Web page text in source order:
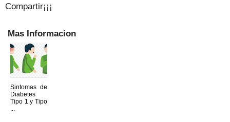
Compartir¡¡¡
Mas Informacion
Sintomas de
Diabetes
Tipo 1 y Tipo
...